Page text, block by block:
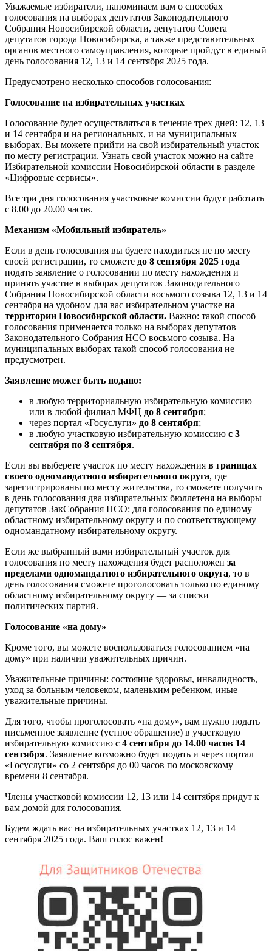
Уважаемые избиратели, напоминаем вам о способах
голосования на выборах депутатов Законодательного
Собрания Новосибирской области, депутатов Совета
депутатов города Новосибирска, а также представительных
органов местного самоуправления, которые пройдут в единый
день голосования 12, 13 и 14 сентября 2025 года.
Предусмотрено несколько способов голосования:
Голосование на избирательных участках
Голосование будет осуществляться в течение трех дней: 12, 13
и 14 сентября и на региональных, и на муниципальных
выборах. Вы можете прийти на свой избирательный участок
по месту регистрации. Узнать свой участок можно на сайте
Избирательной комиссии Новосибирской области в разделе
«Цифровые сервисы».
Все три дня голосования участковые комиссии будут работать
с 8.00 до 20.00 часов.
Механизм «Мобильный избиратель»
Если в день голосования вы будете находиться не по месту
своей регистрации, то сможете до 8 сентября 2025 года
подать заявление о голосовании по месту нахождения и
принять участие в выборах депутатов Законодательного
Собрания Новосибирской области восьмого созыва 12, 13 и 14
сентября на удобном для вас избирательном участке на
территории Новосибирской области. Важно: такой способ
голосования применяется только на выборах депутатов
Законодательного Собрания НСО восьмого созыва. На
муниципальных выборах такой способ голосования не
предусмотрен.
Заявление может быть подано:
в любую территориальную избирательную комиссию
или в любой филиал МФЦ до 8 сентября;
через портал «Госуслуги» до 8 сентября;
в любую участковую избирательную комиссию с 3
сентября по 8 сентября.
Если вы выберете участок по месту нахождения в границах
своего одномандатного избирательного округа, где
зарегистрированы по месту жительства, то сможете получить
в день голосования два избирательных бюллетеня на выборы
депутатов ЗакСобрания НСО: для голосования по единому
областному избирательному округу и по соответствующему
одномандатному избирательному округу.
Если же выбранный вами избирательный участок для
голосования по месту нахождения будет расположен за
пределами одномандатного избирательного округа, то в
день голосования сможете проголосовать только по единому
областному избирательному округу — за списки
политических партий.
Голосование «на дому»
Кроме того, вы можете воспользоваться голосованием «на
дому» при наличии уважительных причин.
Уважительные причины: состояние здоровья, инвалидность,
уход за больным человеком, маленьким ребенком, иные
уважительные причины.
Для того, чтобы проголосовать «на дому», вам нужно подать
письменное заявление (устное обращение) в участковую
избирательную комиссию с 4 сентября до 14.00 часов 14
сентября. Заявление возможно будет подать и через портал
«Госуслуги» со 2 сентября до 00 часов по московскому
времени 8 сентября.
Члены участковой комиссии 12, 13 или 14 сентября придут к
вам домой для голосования.
Будем ждать вас на избирательных участках 12, 13 и 14
сентября 2025 года. Ваш голос важен!